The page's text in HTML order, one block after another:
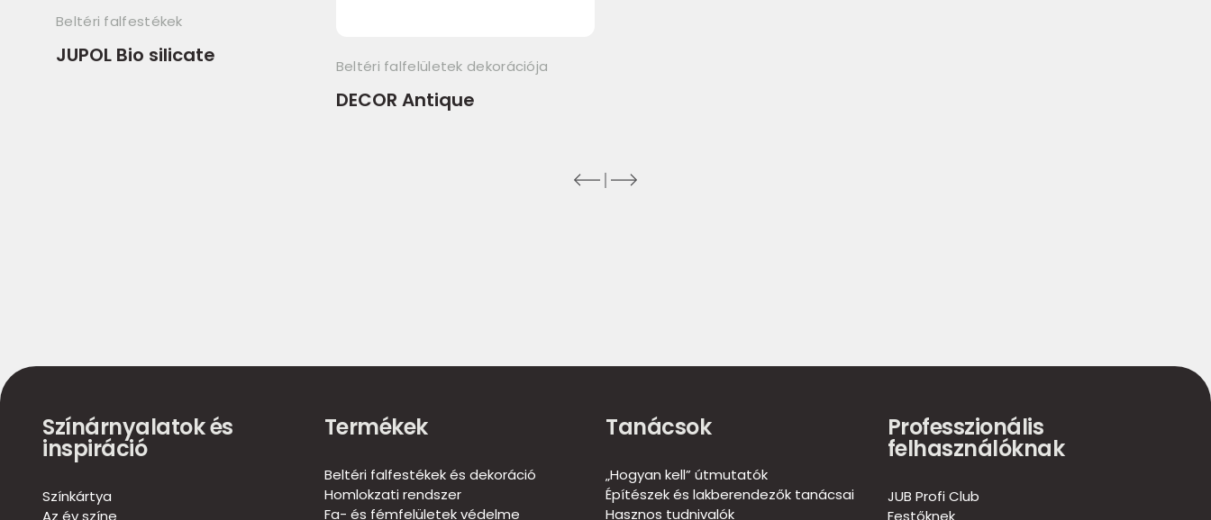
Beltéri falfestékek
JUPOL Bio silicate Beltéri falfelületek dekorációja
DECOR Antique
Színárnyalatok és
inspiráció
Színkártya
Az év színe
Termékek
Beltéri falfestékek és dekoráció
Homlokzati rendszer
Fa- és fémfelületek védelme
Tanácsok
„Hogyan kell” útmutatók
Építészek és lakberendezők tanácsai
Hasznos tudnivalók
Professzionális
felhasználóknak
JUB Profi Club
Festőknek